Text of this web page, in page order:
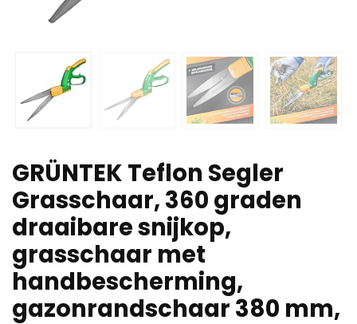
GRÜNTEK Teflon Segler
Grasschaar, 360 graden
draaibare snijkop,
grasschaar met
handbescherming,
gazonrandschaar 380 mm,